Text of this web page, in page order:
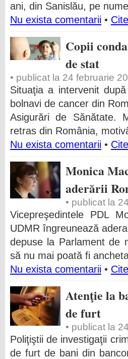
ani, din Sanislău, pe
Nu exista comentarii •
Copii
de stat
• publicat la 24 februarie
Situaţia a intervenit
bolnavi de cancer din
Asigurări de Sănătate.
retras din România,
Nu exista comentarii •
Monica
aderării
• publicat la
Vicepreşedintele PDL
UDMR îngreunează
depuse la Parlament de
să nu mai poată fi
Nu exista comentarii •
Atenţie la
de furt
• publicat la
Poliţiştii de investigaţii
de furt de bani din